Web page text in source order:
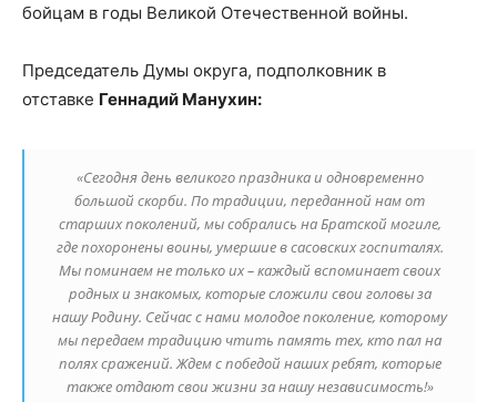
бойцам в годы Великой Отечественной войны.
Председатель Думы округа, подполковник в
отставке Геннадий Манухин:
«Сегодня день великого праздника и одновременно
большой скорби. По традиции, переданной нам от
старших поколений, мы собрались на Братской могиле,
где похоронены воины, умершие в сасовских госпиталях.
Мы поминаем не только их – каждый вспоминает своих
родных и знакомых, которые сложили свои головы за
нашу Родину. Сейчас с нами молодое поколение, которому
мы передаем традицию чтить память тех, кто пал на
полях сражений. Ждем с победой наших ребят, которые
также отдают свои жизни за нашу независимость!»